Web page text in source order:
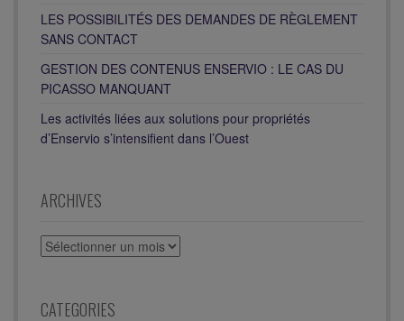
LES POSSIBILITÉS DES DEMANDES DE RÈGLEMENT
SANS CONTACT
GESTION DES CONTENUS ENSERVIO : LE CAS DU
PICASSO MANQUANT
Les activités liées aux solutions pour propriétés
d’Enservio s’intensifient dans l’Ouest
ARCHIVES
ARCHIVES
CATEGORIES